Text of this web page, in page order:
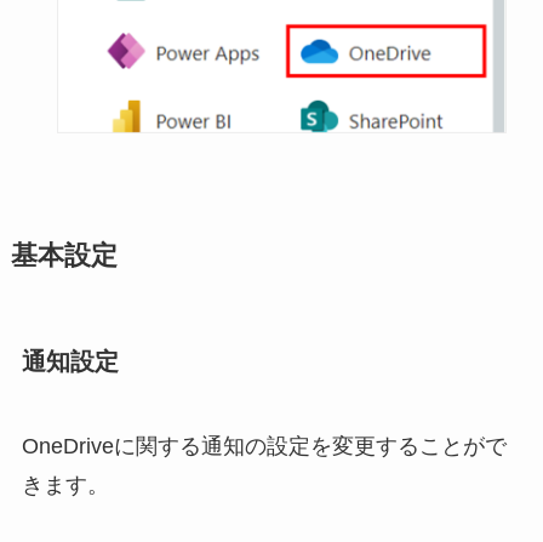
基本設定
通知設定
OneDriveに関する通知の設定を変更することがで
きます。